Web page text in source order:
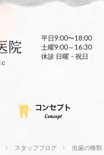
平日9:00〜18:00
土曜9:00～16:30
休診 日曜・祝日
スタッフブログ 虫歯の種類